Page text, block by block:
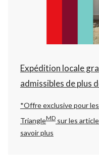
Expédition locale
admissibles de plus
*Offre exclusive pour
TriangleMD sur les
savoir plus